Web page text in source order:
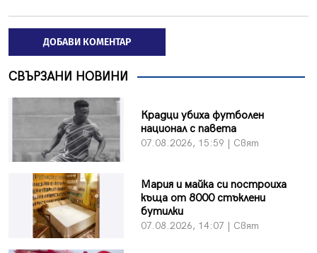
ДОБАВИ КОМЕНТАР
СВЪРЗАНИ НОВИНИ
Крадци убиха футболен
национал с павета
07.08.2026, 15:59 | Свят
Мария и майка си построиха
къща от 8000 стъклени
бутилки
07.08.2026, 14:07 | Свят